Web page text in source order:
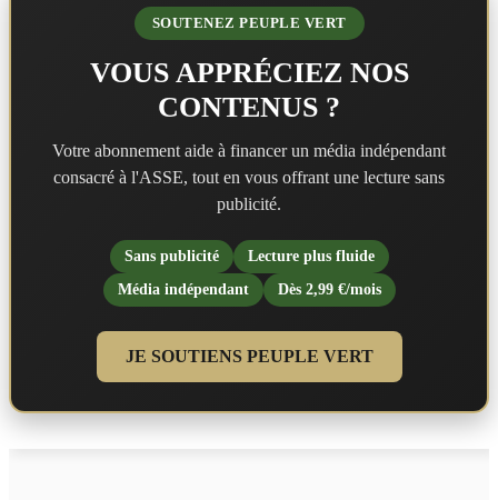
SOUTENEZ PEUPLE VERT
VOUS APPRÉCIEZ NOS
CONTENUS ?
Votre abonnement aide à financer un média indépendant
consacré à l'ASSE, tout en vous offrant une lecture sans
publicité.
Sans publicité
Lecture plus fluide
Média indépendant
Dès 2,99 €/mois
JE SOUTIENS PEUPLE VERT